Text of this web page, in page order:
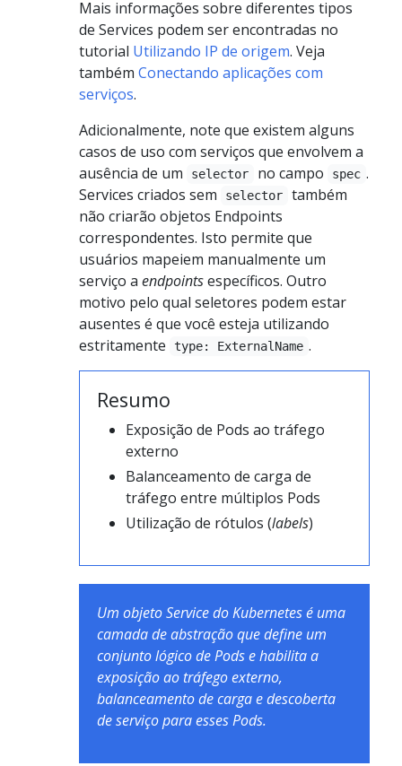
Mais informações sobre diferentes tipos
de Services podem ser encontradas no
tutorial Utilizando IP de origem. Veja
também Conectando aplicações com
serviços.
Adicionalmente, note que existem alguns
casos de uso com serviços que envolvem a
ausência de um
selector no campo spec .
Services criados sem
selector
também
não criarão objetos Endpoints
correspondentes. Isto permite que
usuários mapeiem manualmente um
serviço a endpointsespecíficos. Outro
motivo pelo qual seletores podem estar
ausentes é que você esteja utilizando
estritamente
type: ExternalName .
Resumo
Exposição de Pods ao tráfego
externo
Balanceamento de carga de
tráfego entre múltiplos Pods
Utilização de rótulos (labels)
Um objeto Service do Kubernetes é uma
camada de abstração que define um
conjunto lógico de Pods e habilita a
exposição ao tráfego externo,
balanceamento de carga e descoberta
de serviço para esses Pods.